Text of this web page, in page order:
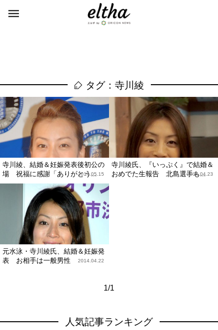
タグ：寺川綾
寺川綾、結婚＆妊娠発表後初公の
場 祝福に感謝「ありがとう...
2014.05.15
寺川綾氏、『いっぷく』で結婚＆
おめでた生報告 北島選手も...
2014.04.23
元水泳・寺川綾氏、結婚＆妊娠発
表 お相手は一般男性
2014.04.22
1/1
人気記事ランキング